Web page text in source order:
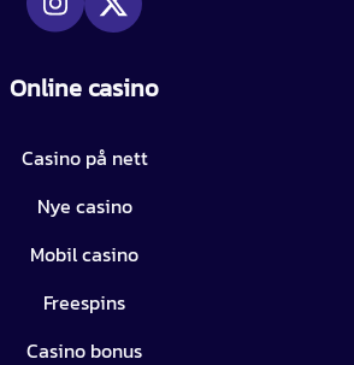
Online casino
Casino på nett
Nye casino
Mobil casino
Freespins
Casino bonus